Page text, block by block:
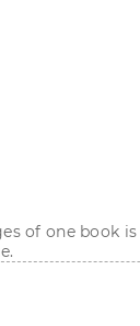
of one book